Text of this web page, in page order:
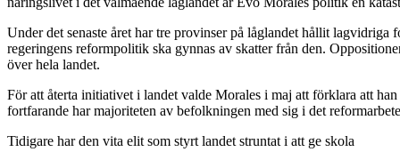
Under det senaste året har tre provinser på låglandet hållit
regeringens reformpolitik ska gynnas av skatter från den.
över hela landet.
För att återta initiativet i landet valde Morales i maj att förklara att
fortfarande har majoriteten av befolkningen med sig i det
Tidigare har den vita elit som styrt landet struntat i att ge skola